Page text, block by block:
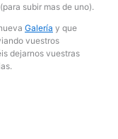
subir mas de uno).
Galería y que
vuestros
dejarnos vuestras